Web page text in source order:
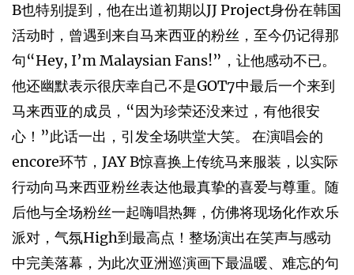
B也特别提到，他在出道初期以JJ Project身份在韩国
活动时，曾遇到来自马来西亚的粉丝，至今仍记得那
句“Hey, I’m Malaysian Fans!”，让他感动不已。
他还幽默表示很庆幸自己不是GOT7中最后一个来到
马来西亚的成员，“因为珍荣还没来过，有他很安
心！”此话一出，引发全场哄堂大笑。 在演唱会的
encore环节，JAY B惊喜换上传统马来服装，以实际
行动向马来西亚粉丝表达他最真挚的喜爱与尊重。随
后他与全场粉丝一起嗨唱热舞，仿佛将现场化作欢乐
派对，气氛High到最高点！整场演出在笑声与感动
中完美落幕，为此次亚洲巡演画下最温暖、难忘的句